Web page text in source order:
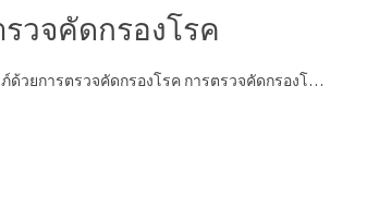
วจคัดกรองโรค
ด้วยการตรวจคัดกรองโรค การตรวจคัดกรองโ…